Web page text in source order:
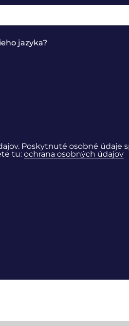
jazyka?
Poskytnuté osobné údaje
tu: ochrana osobných údajov